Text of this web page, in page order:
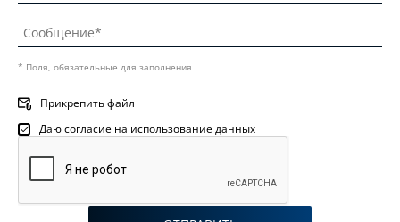
* Поля, обязательные для заполнения
Прикрепить файл
Даю согласие на использование данных